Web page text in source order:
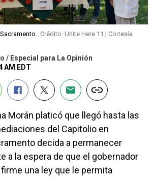
Crédito: Unite Here 11 | Cortesía
/ Especial para La Opinión
AM EDT
Morán platicó que llegó hasta las
del Capitolio en
decida a permanecer
a la espera de que el gobernador
una ley que le permita